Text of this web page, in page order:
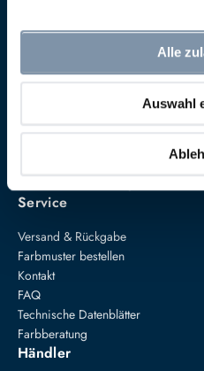
Alle
Auswahl
Anna von Mangoldt GmbH & Co.
Speckgraben 19
Service
Versand & Rückgabe
Farbmuster bestellen
Kontakt
FAQ
Technische Datenblätter
Farbberatung
Händler